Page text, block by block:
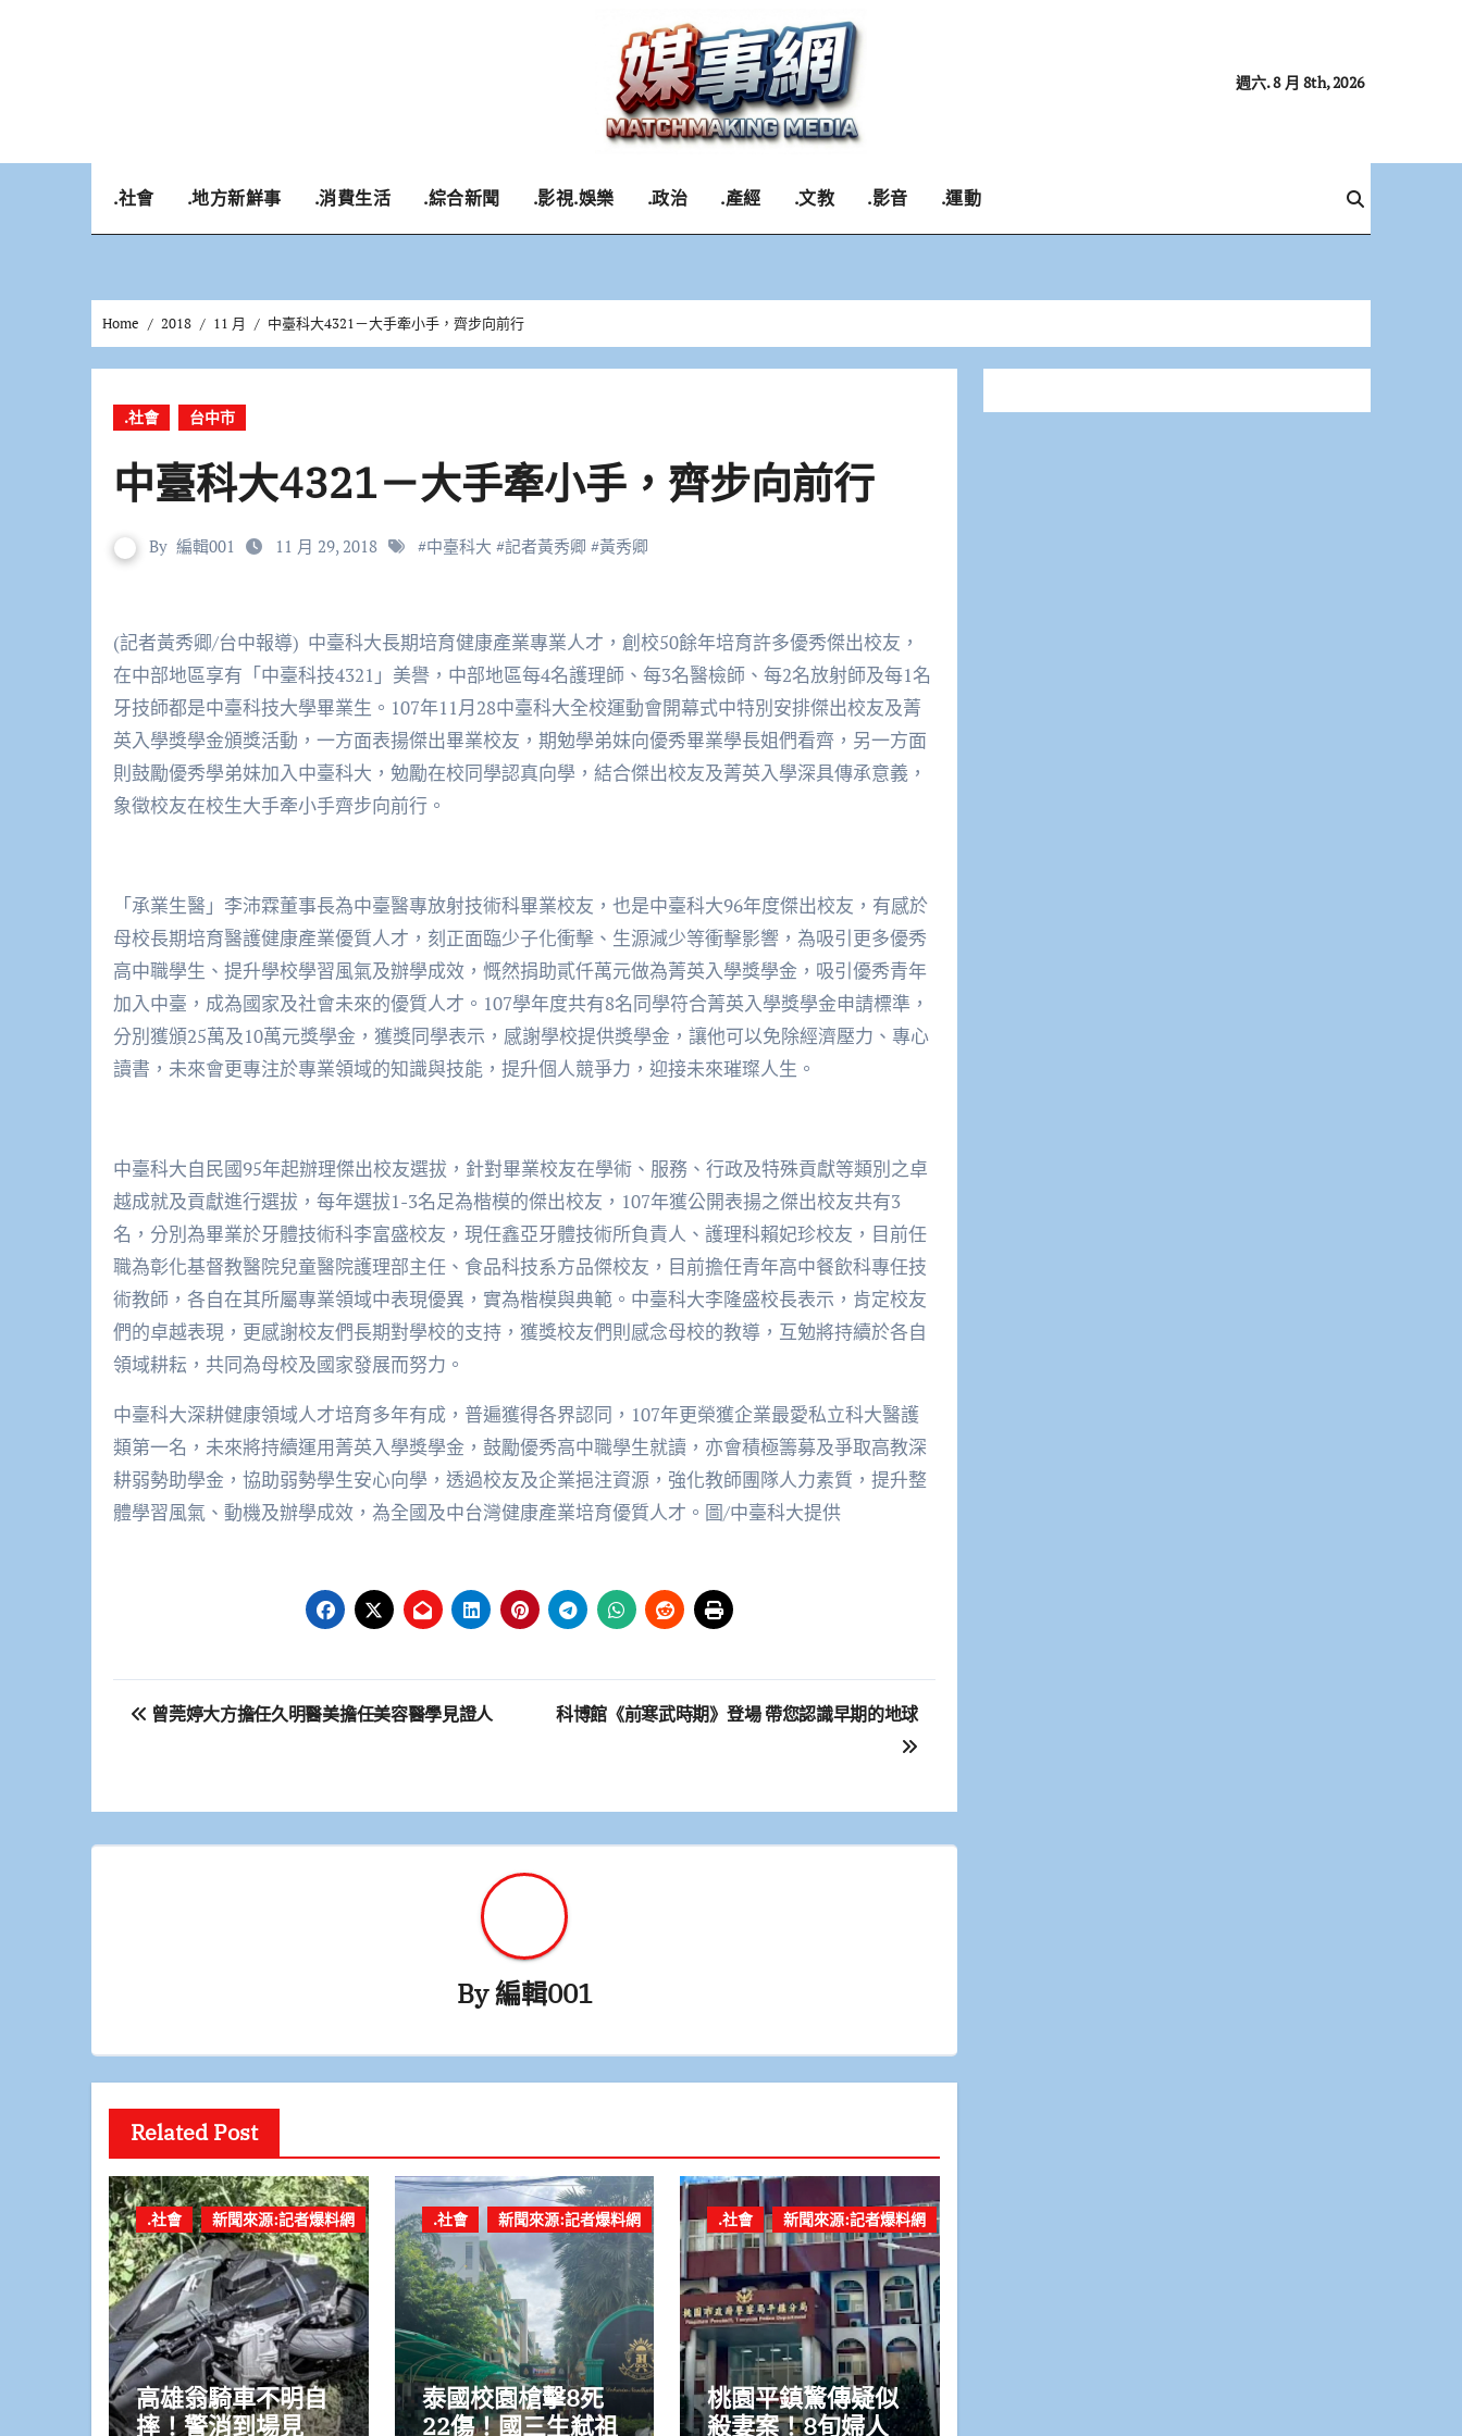
週六. 8 月 8th, 2026
.社會 .地方新鮮事 .消費生活 .綜合新聞 .影視.娛樂 .政治 .產經 .文教 .影音 .運動
Home 2018 11 月 中臺科大4321－大手牽小手，齊步向前行
.社會 台中市
中臺科大4321－大手牽小手，齊步向前行
By 編輯001 11 月 29, 2018 #中臺科大 #記者黃秀卿 #黃秀卿
(記者黃秀卿/台中報導) 中臺科大長期培育健康產業專業人才，創校50餘年培育許多優秀傑出校友，
在中部地區享有 「中臺科技4321」美譽，中部地區每4名護理師、每3名醫檢師、每2名放射師及每1名
牙技師都是中臺科技大學畢業生。107年11月28中臺科大全校運動會開幕式中特別安排傑出校友及菁
英入學獎學金頒獎活動，一方面表揚傑出畢業校友，期勉學弟妹向優秀畢業學長姐們看齊，另一方面
則鼓勵優秀學弟妹加入中臺科大，勉勵在校同學認真向學，結合傑出校友及菁英入學深具傳承意義，
象徵校友在校生大手牽小手齊步向前行。
「承業生醫」李沛霖董事長為中臺醫專放射技術科畢業校友，也是中臺科大96年度傑出校友，有感於
母校長期培育醫護健康產業優質人才，刻正面臨少子化衝擊、生源減少等衝擊影響，為吸引更多優秀
高中職學生、提升學校學習風氣及辦學成效，慨然捐助貳仟萬元做為菁英入學獎學金，吸引優秀青年
加入中臺，成為國家及社會未來的優質人才。107學年度共有8名同學符合菁英入學獎學金申請標準，
分別獲頒25萬及10萬元獎學金，獲獎同學表示，感謝學校提供獎學金，讓他可以免除經濟壓力、專心
讀書，未來會更專注於專業領域的知識與技能，提升個人競爭力，迎接未來璀璨人生。
中臺科大自民國95年起辦理傑出校友選拔，針對畢業校友在學術、服務、行政及特殊貢獻等類別之卓
越成就及貢獻進行選拔，每年選拔1-3名足為楷模的傑出校友，107年獲公開表揚之傑出校友共有3
名，分別為畢業於牙體技術科李富盛校友，現任鑫亞牙體技術所負責人、護理科賴妃珍校友，目前任
職為彰化基督教醫院兒童醫院護理部主任、食品科技系方品傑校友，目前擔任青年高中餐飲科專任技
術教師，各自在其所屬專業領域中表現優異，實為楷模與典範。中臺科大李隆盛校長表示，肯定校友
們的卓越表現，更感謝校友們長期對學校的支持，獲獎校友們則感念母校的教導，互勉將持續於各自
領域耕耘，共同為母校及國家發展而努力。
中臺科大深耕健康領域人才培育多年有成，普遍獲得各界認同，107年更榮獲企業最愛私立科大醫護
類第一名，未來將持續運用菁英入學獎學金，鼓勵優秀高中職學生就讀，亦會積極籌募及爭取高教深
耕弱勢助學金，協助弱勢學生安心向學，透過校友及企業挹注資源，強化教師團隊人力素質，提升整
體學習風氣、動機及辦學成效，為全國及中台灣健康產業培育優質人才。圖/中臺科大提供
文
覽
曾莞婷大方擔任久明醫美擔任美容醫學見證人 科博館《前寒武時期》登場 帶您認識早期的地球
By編輯001
Related Post
.社會 新聞來源:記者爆料網
高雄翁騎車不明自
摔！警消到場見
.社會 新聞來源:記者爆料網
泰國校園槍擊8死
22傷！國三生弒祖
.社會 新聞來源:記者爆料網
桃園平鎮驚傳疑似
殺妻案！8旬婦人